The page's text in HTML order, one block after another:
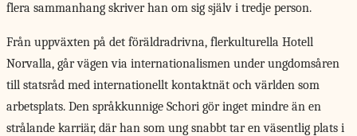
flera sammanhang skriver han om sig själv i tredje person.
Från uppväxten på det föräldradrivna, flerkulturella Hotell
Norvalla, går vägen via internationalismen under ungdomsåren
till statsråd med internationellt kontaktnät och världen som
arbetsplats. Den språkkunnige Schori gör inget mindre än en
strålande karriär, där han som ung snabbt tar en väsentlig plats i